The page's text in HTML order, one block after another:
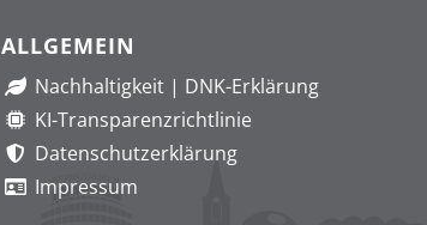
ALLGEMEIN
Nachhaltigkeit | DNK-Erklärung
KI-Transparenzrichtlinie
Datenschutzerklärung
Impressum